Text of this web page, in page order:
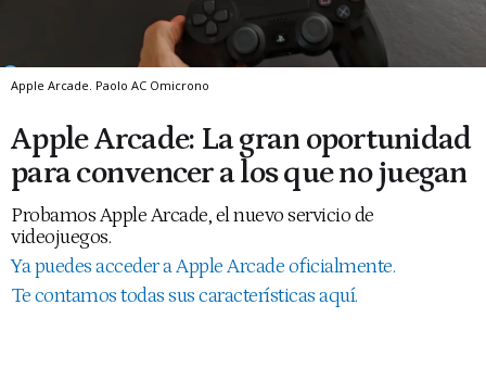
Apple Arcade. Paolo AC Omicrono
Apple Arcade: La gran oportunidad
para convencer a los que no juegan
Probamos Apple Arcade, el nuevo servicio de
videojuegos.
Ya puedes acceder a Apple Arcade oficialmente.
Te contamos todas sus características aquí.